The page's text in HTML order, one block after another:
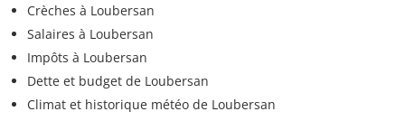
Crèches à Loubersan
Salaires à Loubersan
Impôts à Loubersan
Dette et budget de Loubersan
Climat et historique météo de Loubersan